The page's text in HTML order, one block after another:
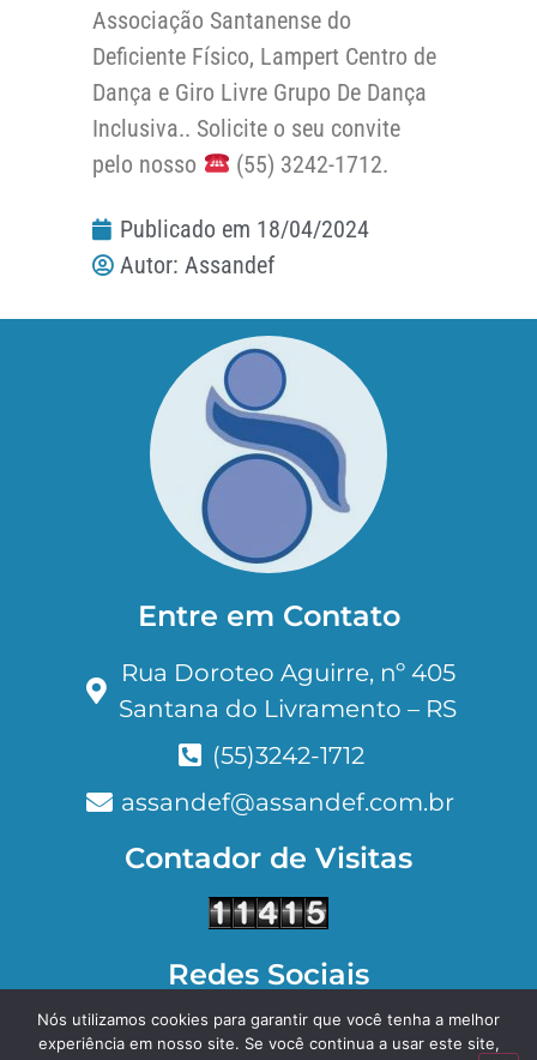
Associação Santanense do
Deficiente Físico, Lampert Centro de
Dança e Giro Livre Grupo De Dança
Inclusiva.. Solicite o seu convite
pelo nosso
(55) 3242-1712.
Publicado em 18/04/2024
Autor: Assandef
Entre em Contato
Rua Doroteo Aguirre, nº 405
Santana do Livramento – RS
(55)3242-1712
assandef@assandef.com.br
Contador de Visitas
Redes Sociais
Facebook Instagram
Nós utilizamos cookies para garantir que você tenha a melhor
experiência em nosso site. Se você continua a usar este site,